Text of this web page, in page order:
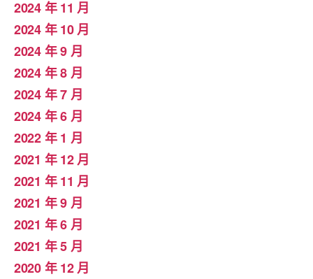
2024 年 11 月
2024 年 10 月
2024 年 9 月
2024 年 8 月
2024 年 7 月
2024 年 6 月
2022 年 1 月
2021 年 12 月
2021 年 11 月
2021 年 9 月
2021 年 6 月
2021 年 5 月
2020 年 12 月